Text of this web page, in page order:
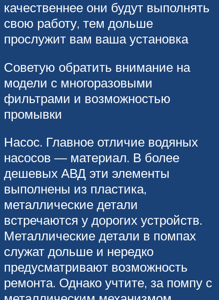
качественнее они будут выполнять
свою работу, тем дольше
прослужит вам ваша установка
Советую обратить внимание на
модели с многоразовыми
фильтрами и возможностью
промывки
Насос. Главное отличие водяных
насосов — материал. В более
дешевых АВД эти элементы
выполнены из пластика,
металлические детали
встречаются у дорогих устройств.
Металлические детали в помпах
служат дольше и нередко
предусматривают возможность
ремонта. Однако учтите, за помпу с